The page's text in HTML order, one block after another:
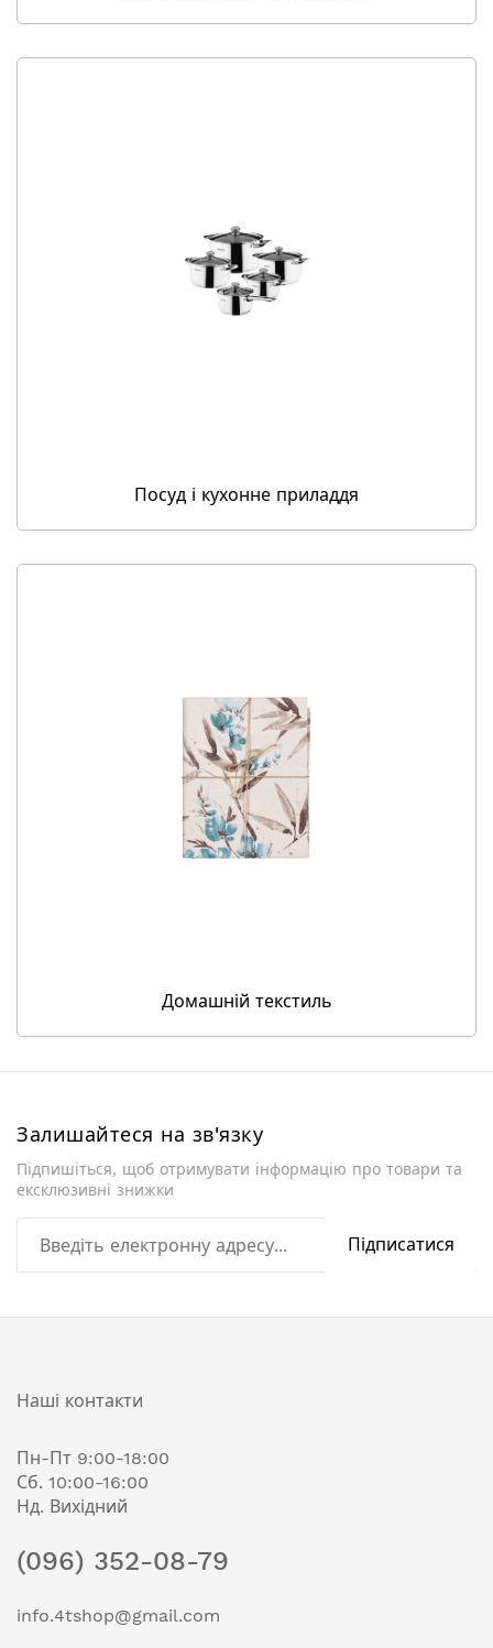
Посуд і кухонне приладдя
Домашній текстиль
Залишайтеся на зв'язку
Підпишіться, щоб отримувати інформацію про товари та
ексклюзивні знижки
Підписатися
Наші контакти
Пн-Пт 9:00-18:00
Сб. 10:00-16:00
Нд. Вихідний
(096) 352-08-79
info.4tshop@gmail.com